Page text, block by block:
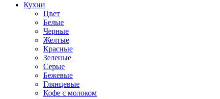
Кухни
Цвет
Белые
Черные
Желтые
Красные
Зеленые
Серые
Бежевые
Глянцевые
Кофе с молоком